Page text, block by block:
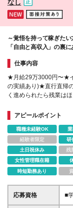
なし
～覚悟を持って稼ぎたい
「自由と高収入」の裏
仕事内容
★月給29万3000円〜★
の実績あり)★直行直帰
く進められたら残業は
充実の待遇
アピールポイント
職種未経験OK
経験者限定
研
土日祝休み
残
女性管理職在籍
時短勤務あり
応募資格
■
の